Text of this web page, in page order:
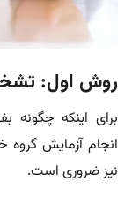
روش اول:
برای اینکه چگونه
انجام آزمایش
نیز ضروری است.